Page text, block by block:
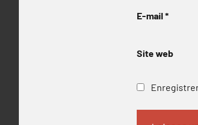
E-mail *
Site web